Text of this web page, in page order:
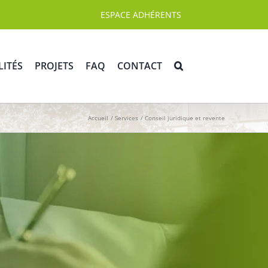
ESPACE ADHÉRENTS
PROJETS FAQ CONTACT
Accueil Services Conseil juridique et revente